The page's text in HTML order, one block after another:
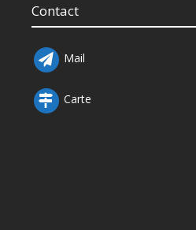
Contact
Mail
Carte